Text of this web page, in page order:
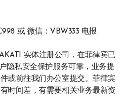
或 微信：VBW333 电报
实体注册公司，在菲律宾已
隐私安全保护服务可靠，业务提
或前往我们办公室提交。菲律宾
时间差，有需要相关业务最新资